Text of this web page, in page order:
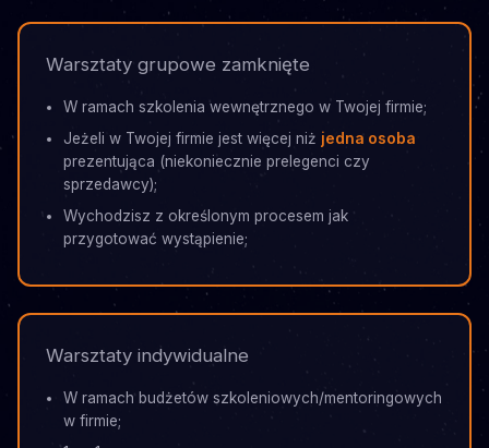
Warsztaty grupowe zamknięte
W ramach szkolenia wewnętrznego w Twojej firmie;
Jeżeli w Twojej firmie jest więcej niż jedna osoba
prezentująca (niekoniecznie prelegenci czy
sprzedawcy);
Wychodzisz z określonym procesem jak
przygotować wystąpienie;
Warsztaty indywidualne
W ramach budżetów szkoleniowych/mentoringowych
w firmie;